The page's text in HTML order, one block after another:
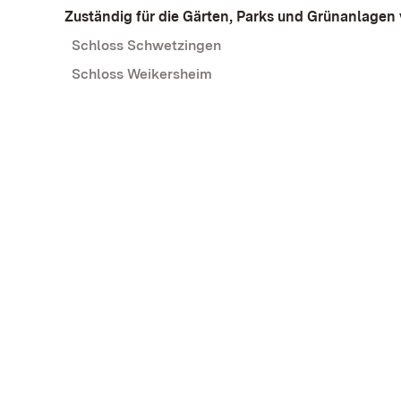
Zuständig für die Gärten, Parks und Grünanlagen
Schloss Schwetzingen
Schloss Weikersheim